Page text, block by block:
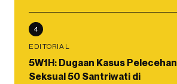
4
EDITORIAL
5W1H: Dugaan Kasus Pelecehan
Seksual 50 Santriwati di